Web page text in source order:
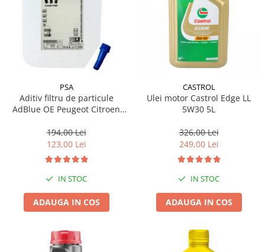
PSA
Aditiv filtru de particule
AdBlue OE Peugeot Citroen
194,00 Lei
123,00 Lei
IN STOC
ADAUGA IN COS
CASTROL
Ulei motor Castrol Edge LL
5W30 5L
326,00 Lei
249,00 Lei
IN STOC
ADAUGA IN COS